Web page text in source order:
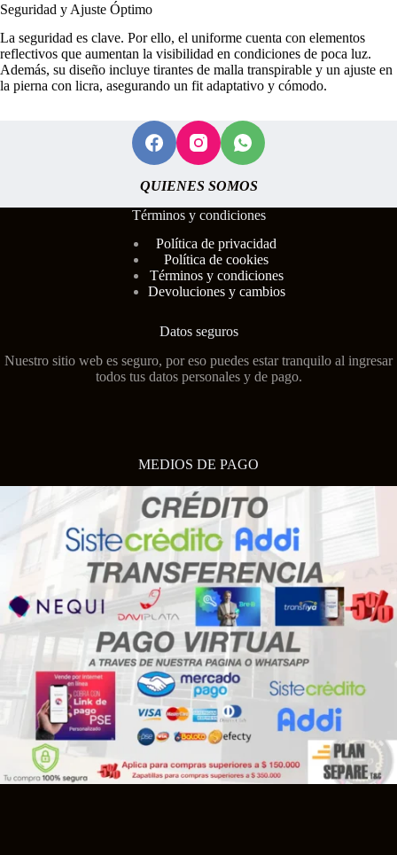
Seguridad y Ajuste Óptimo
La seguridad es clave. Por ello, el uniforme cuenta con elementos
reflectivos que aumentan la visibilidad en condiciones de poca luz.
Además, su diseño incluye tirantes de malla transpirable y un ajuste en
la pierna con licra, asegurando un fit adaptativo y cómodo.
QUIENES SOMOS
Términos y condiciones
Política de privacidad
Política de cookies
Términos y condiciones
Devoluciones y cambios
Datos seguros
Nuestro sitio web es seguro, por eso puedes estar tranquilo al ingresar
todos tus datos personales y de pago.
MEDIOS DE PAGO